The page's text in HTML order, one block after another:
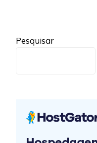
Pesquisar